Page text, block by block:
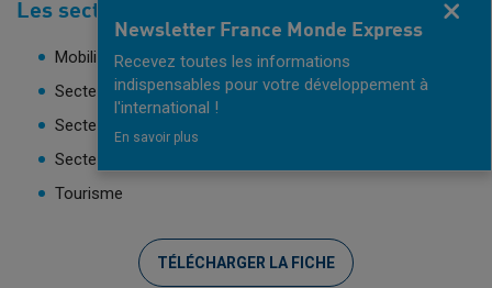
Les secteurs porteurs
Mobilité urbaine
Secteur de l'énergie
Secteur de l'agroalimentaire
Secteur pétrolier
Tourisme
TÉLÉCHARGER LA FICHE
Newsletter France Monde Express
Recevez toutes les informations
indispensables pour votre développement à
l'international !
En savoir plus